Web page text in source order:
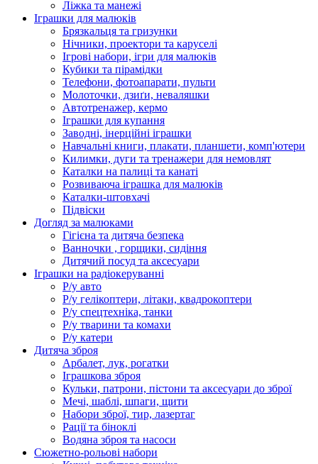
Ліжка та манежі
Іграшки для малюків
Брязкальця та гризунки
Нічники, проектори та каруселі
Ігрові набори, ігри для малюків
Кубики та пірамідки
Телефони, фотоапарати, пульти
Молоточки, дзиґи, неваляшки
Автотренажер, кермо
Іграшки для купання
Заводні, інерційні іграшки
Навчальні книги, плакати, планшети, комп'ютери
Килимки, дуги та тренажери для немовлят
Каталки на палиці та канаті
Розвиваюча іграшка для малюків
Каталки-штовхачі
Підвіски
Догляд за малюками
Гігієна та дитяча безпека
Ванночки , горщики, сидіння
Дитячий посуд та аксесуари
Іграшки на радіокеруванні
Р/у авто
Р/у гелікоптери, літаки, квадрокоптери
Р/у спецтехніка, танки
Р/у тварини та комахи
Р/у катери
Дитяча зброя
Арбалет, лук, рогатки
Іграшкова зброя
Кульки, патрони, пістони та аксесуари до зброї
Мечі, шаблі, шпаги, щити
Набори зброї, тир, лазертаг
Рації та біноклі
Водяна зброя та насоси
Сюжетно-рольові набори